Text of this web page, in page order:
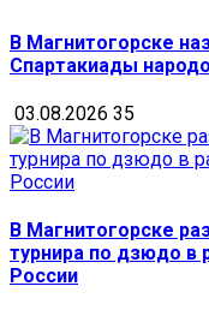
В Магнитогорске
Спартакиады
03.08.2026 35
В Магнитогорске
турнира по дзюдо в
России